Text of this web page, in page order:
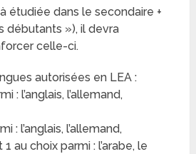
étudiée dans le secondaire +
débutants »), il devra
celle-ci.
autorisées en LEA :
: l’anglais, l’allemand,
: l’anglais, l’allemand,
1 au choix parmi : l’arabe, le